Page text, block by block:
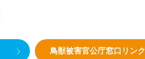
鳥獣被害官公庁窓口リンク